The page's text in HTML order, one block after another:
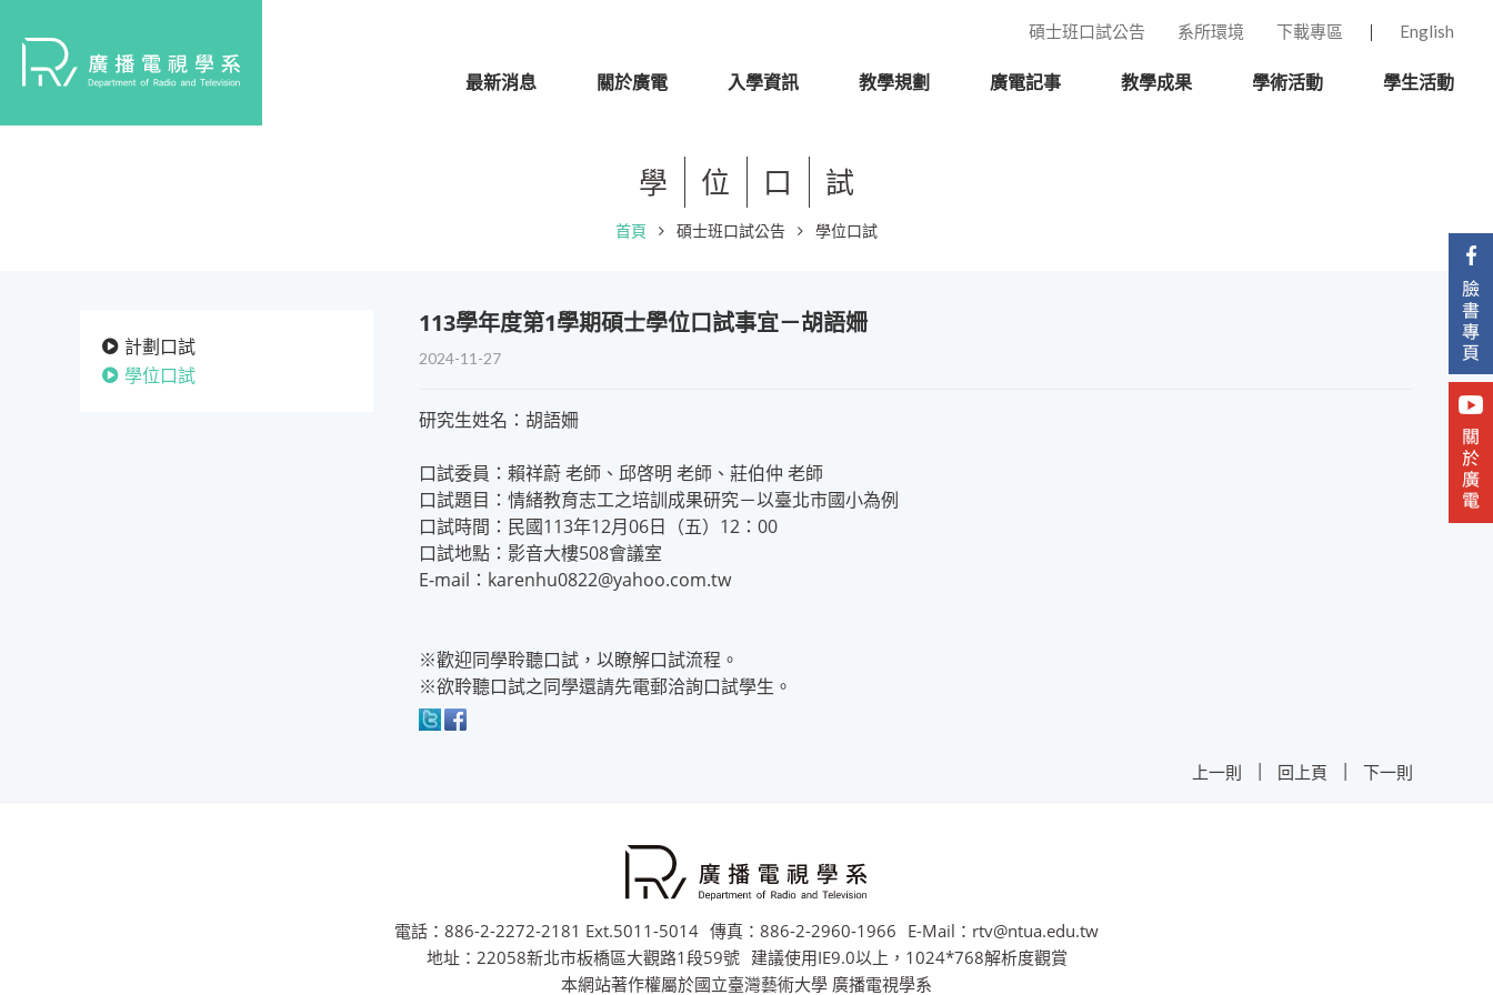
碩士班口試公告 系所環境 下載專區 English
最新消息 關於廣電 入學資訊 教學規劃 廣電記事 教學成果 學術活動 學生活動
學 位 口 試
首頁 碩士班口試公告 學位口試
計劃口試
學位口試
​113學年度第1學期碩士學位口試事宜－胡語姍
2024-11-27
研究生姓名：胡語姍
口試委員：賴祥蔚 老師、邱啓明 老師、莊伯仲 老師
口試題目：情緒教育志工之培訓成果研究－以臺北市國小為例
口試時間：民國113年12月06日（五）12：00
口試地點：影音大樓508會議室
E-mail：karenhu0822@yahoo.com.tw
※歡迎同學聆聽口試，以瞭解口試流程。
※欲聆聽口試之同學還請先電郵洽詢口試學生。
上一則 | 回上頁 | 下一則
電話：886-2-2272-2181 Ext.5011-5014 傳真：886-2-2960-1966 E-Mail：rtv@ntua.edu.tw
地址：22058新北市板橋區大觀路1段59號 建議使用IE9.0以上，1024*768解析度觀賞
本網站著作權屬於國立臺灣藝術大學 廣播電視學系